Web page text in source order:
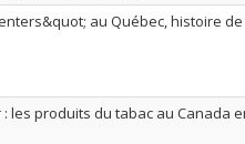
au Québec, histoire
les produits du tabac au Canada